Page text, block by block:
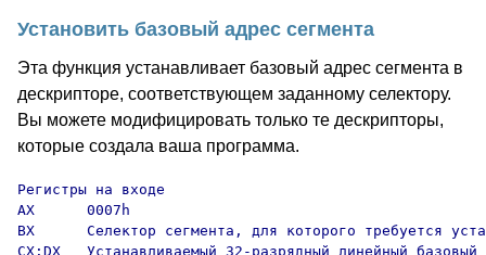
Установить базовый адрес сегмента
Эта функция устанавливает базовый адрес сегмента в
дескрипторе, соответствующем заданному селектору.
Вы можете модифицировать только те дескрипторы,
которые создала ваша программа.
Регистры на входе
AX      0007h
BX      Селектор сегмента, для которого требуется
CX:DX   Устанавливаемый 32-разрядный линейный